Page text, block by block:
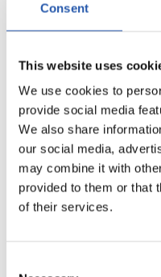
Consent
This website uses
We use cookies to
provide social media
We also share
our social media,
may combine it with
provided to them or that
of their services.
14